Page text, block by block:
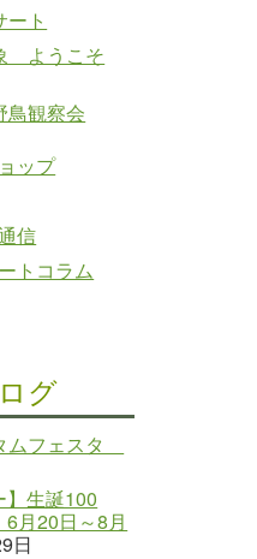
ト
ようこそ
観察会
ップ
信
トコラム
グ
フェスタ
】生誕100
20日～8月
日